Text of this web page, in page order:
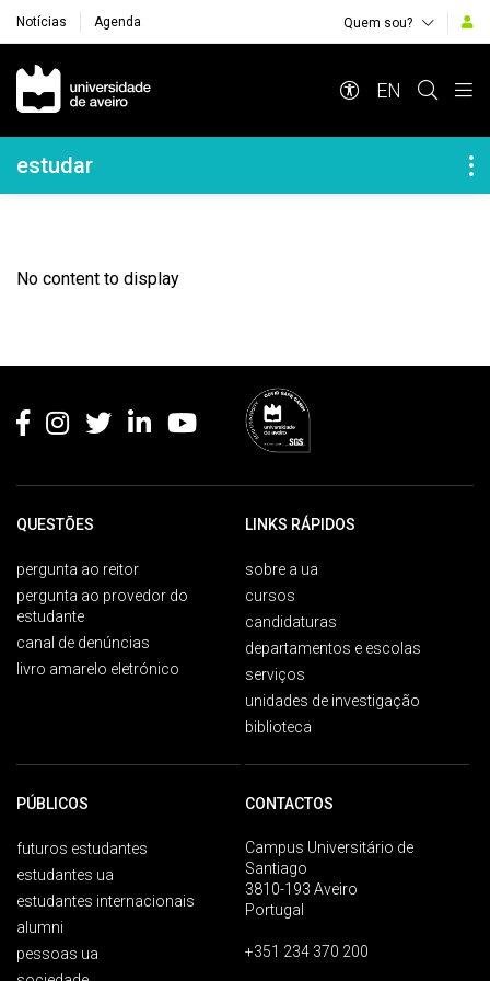
Notícias Agenda Quem sou?
Navegação Principal
EN
Navegação Lateral
estudar
No content to display
QUESTÕES
pergunta ao reitor
pergunta ao provedor do
estudante
canal de denúncias
livro amarelo eletrónico
LINKS RÁPIDOS
sobre a ua
cursos
candidaturas
departamentos e escolas
serviços
unidades de investigação
biblioteca
PÚBLICOS
futuros estudantes
estudantes ua
estudantes internacionais
alumni
pessoas ua
CONTACTOS
Campus Universitário de
Santiago
3810-193 Aveiro
Portugal
+351 234 370 200